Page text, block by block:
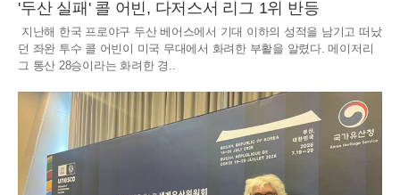
'두산 실패' 콜 어빈, 다저스서 리그 1위 반등
지난해 한국 프로야구 두산 베어스에서 기대 이하의 성적을 남기고 떠났
던 좌완 투수 콜 어빈이 미국 무대에서 화려한 부활을 알렸다. 메이저리
그 통산 28승이라는 화려한 경..